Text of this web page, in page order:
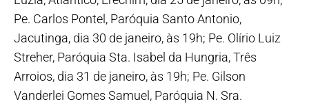
Pe. Carlos Pontel, Paróquia Santo Antonio,
Jacutinga, dia 30 de janeiro, às 19h; Pe. Olírio Luiz
Streher, Paróquia Sta. Isabel da Hungria, Três
Arroios, dia 31 de janeiro, às 19h; Pe. Gilson
Vanderlei Gomes Samuel, Paróquia N. Sra.